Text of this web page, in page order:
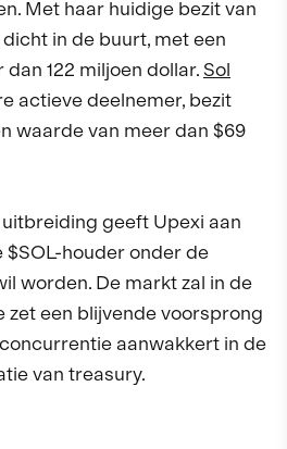
Met haar huidige bezit van
dicht in de buurt, met een
122 miljoen dollar.Sol
actieve deelnemer, bezit
waarde van meer dan $69
geeft Upexi aan
houder onder de
worden. De markt zal in de
zet een blijvende voorsprong
aanwakkert in de
van treasury.